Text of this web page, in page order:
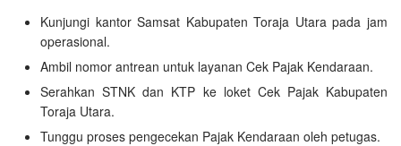
Kunjungi kantor Samsat Kabupaten Toraja Utara pada jam
operasional.
Ambil nomor antrean untuk layanan Cek Pajak Kendaraan.
Serahkan STNK dan KTP ke loket Cek Pajak Kabupaten
Toraja Utara.
Tunggu proses pengecekan Pajak Kendaraan oleh petugas.